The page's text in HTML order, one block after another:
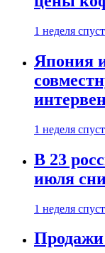
1 неделя
Япония
1 неделя
В 23
июля
1 неделя
Продажи